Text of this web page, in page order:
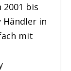
2001 bis
Händler in
mit